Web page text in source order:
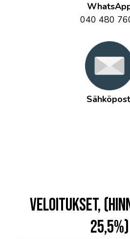
040 480
VELOITUKSET,
25,5%)